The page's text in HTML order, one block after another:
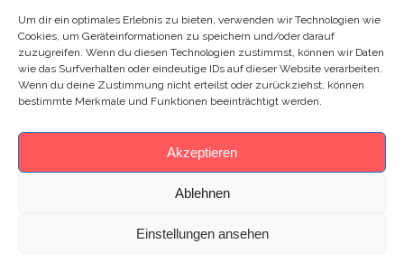
Um dir ein optimales Erlebnis zu bieten, verwenden wir Technologien wie
Cookies, um Geräteinformationen zu speichern und/oder darauf
zuzugreifen. Wenn du diesen Technologien zustimmst, können wir Daten
wie das Surfverhalten oder eindeutige IDs auf dieser Website verarbeiten.
Wenn du deine Zustimmung nicht erteilst oder zurückziehst, können
bestimmte Merkmale und Funktionen beeinträchtigt werden.
Akzeptieren
Ablehnen
Einstellungen ansehen
Search: